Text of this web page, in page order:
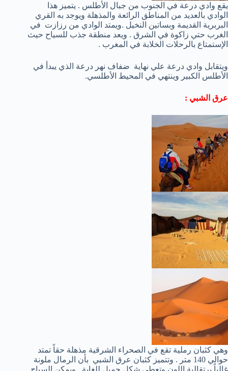
يقع وادي درعة في الجنوب من جبال الأطلس . يتميز هذا
الوادي بالعديد من المناطق الرائعة والمذهلة ويوجد به القري
البربرية القديمة وبساتين النخيل .ويمتد الوادي من رزازت في
الغرب حتي زاكوة في الشرق . ويعد منطقة جذب للسياح حيث
الإستمتاع بالرحلات الخلابة في المغرب .
ويتقابل وادي درعة علي نهاية ضفاف نهر درعة الذي يبدأ في
الأطلس الكبير وينتهي في المحيط الأطلسي.
عرق الشبي :
وهي كثبان رملية تقع في الصحراء الشرقية مذهلة حقاً تمتد
حوالي 140 متر . وتتميز كثبان عرق الشبي بأن الرمال ملونة
غالباً برتقالية اللون وتعطي شكل جميل للغاية . ويمكن السياح